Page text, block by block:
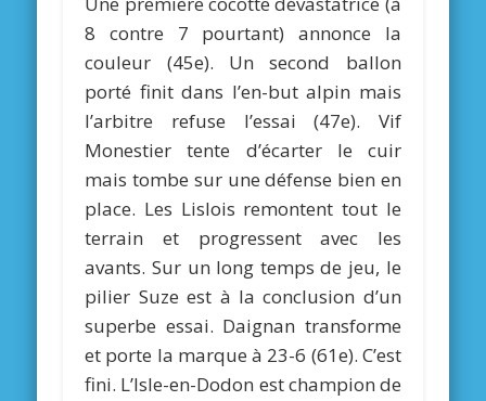
8 contre 7 pourtant) annonce la
couleur (45e). Un second ballon
porté finit dans l’en-but alpin mais
l’arbitre refuse l’essai (47e). Vif
Monestier tente d’écarter le cuir
mais tombe sur une défense bien en
place. Les Lislois remontent tout le
terrain et progressent avec les
avants. Sur un long temps de jeu, le
pilier Suze est à la conclusion d’un
superbe essai. Daignan transforme
et porte la marque à 23-6 (61e). C’est
fini. L’Isle-en-Dodon est champion de